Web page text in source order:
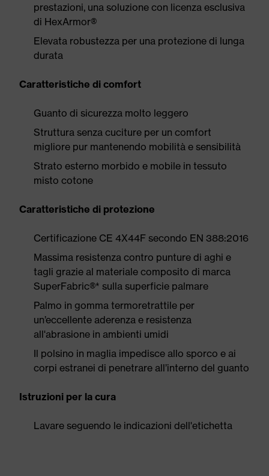
prestazioni, una soluzione con licenza esclusiva
di HexArmor®
Elevata robustezza per una protezione di lunga
durata
Caratteristiche di comfort
Guanto di sicurezza molto leggero
Struttura senza cuciture per un comfort
migliore pur mantenendo mobilità e sensibilità
Strato esterno morbido e mobile in tessuto
misto cotone
Caratteristiche di protezione
Certificazione CE 4X44F secondo EN 388:2016
Massima resistenza contro punture di aghi e
tagli grazie al materiale composito di marca
SuperFabric®* sulla superficie palmare
Palmo in gomma termoretrattile per
un’eccellente aderenza e resistenza
all'abrasione in ambienti umidi
Il polsino in maglia impedisce allo sporco e ai
corpi estranei di penetrare all’interno del guanto
Istruzioni per la cura
Lavare seguendo le indicazioni dell'etichetta